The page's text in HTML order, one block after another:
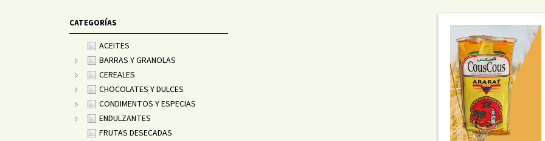
CATEGORÍAS
ACEITES
BARRAS Y GRANOLAS
CEREALES
CHOCOLATES Y DULCES
CONDIMENTOS Y ESPECIAS
ENDULZANTES
FRUTAS DESECADAS